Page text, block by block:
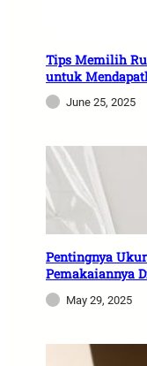
Tips Memilih
untuk
June 25, 2025
Pentingnya
Pemakaiannya
May 29, 2025